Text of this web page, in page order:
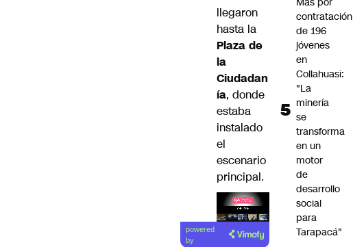
llegaron
hasta la
Plaza de
la
Ciudadan
ía, donde
estaba
instalado
el
escenario
principal.
Lea el
artículo
powered
by
contratación
de 196
jóvenes
en
Collahuasi:
"La
minería
se
transforma
en un
motor
de
desarrollo
social
para
Tarapacá"